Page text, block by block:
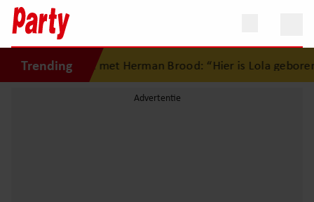
Trending
liefdesnest met Herman Brood: “Hier is Lola geboren”